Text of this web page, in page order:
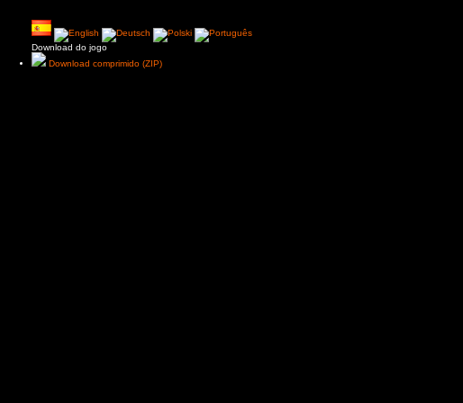
Download do jogo
Download comprimido (ZIP)